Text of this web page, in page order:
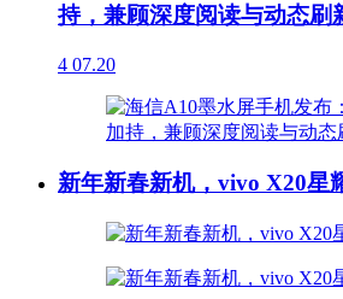
持，兼顾深度阅读与动态刷
4 07.20
新年新春新机，vivo X20星